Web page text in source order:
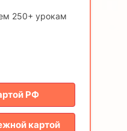
250+ урокам
РФ
картой